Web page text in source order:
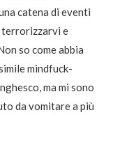
catena di eventi
terrorizzarvi e
so come abbia
mindfuck-
ma mi sono
da vomitare a più